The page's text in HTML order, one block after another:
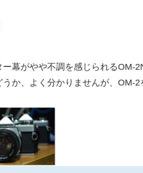
ー幕がやや不調を感じられるOM-
うか、よく分かりませんが、OM-2